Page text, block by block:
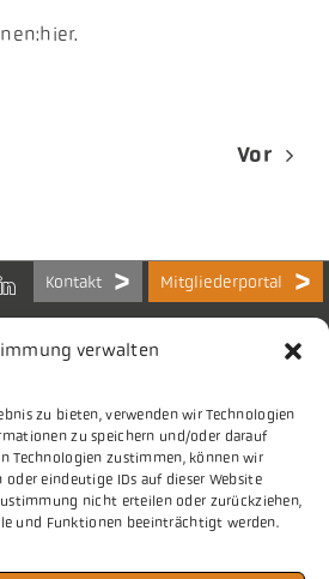
verwalten
zu bieten, verwenden wir Technologien
zu speichern und/oder darauf
Technologien zustimmen, können wir
oder eindeutige IDs auf dieser Website
nicht erteilen oder zurückziehen,
und Funktionen beeinträchtigt werden.
Vor
Kontakt Mitgliederportal
e.V.